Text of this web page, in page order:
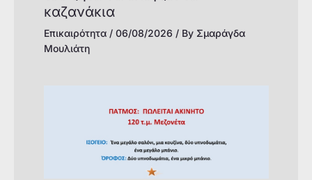
καζανάκια
Επικαιρότητα/ 06/08/2026 / By Σμαράγδα
Μουλιάτη